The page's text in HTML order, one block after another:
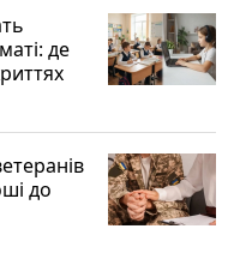
де
до